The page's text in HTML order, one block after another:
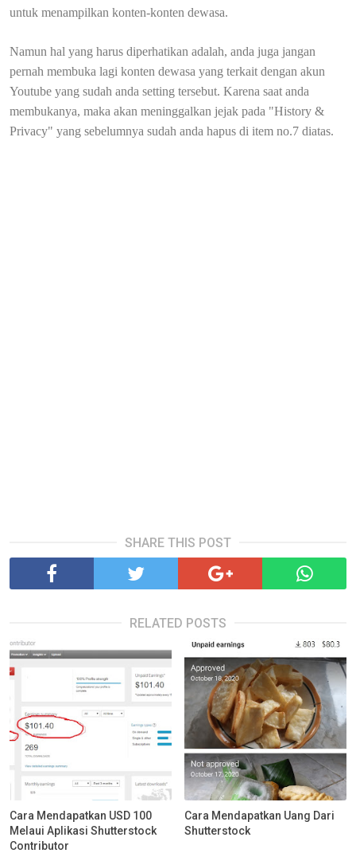
untuk menampilkan konten-konten dewasa.
Namun hal yang harus diperhatikan adalah, anda juga jangan
pernah membuka lagi konten dewasa yang terkait dengan akun
Youtube yang sudah anda setting tersebut. Karena saat anda
membukanya, maka akan meninggalkan jejak pada "History &
Privacy" yang sebelumnya sudah anda hapus di item no.7 diatas.
SHARE THIS POST
RELATED POSTS
Cara Mendapatkan USD 100
Melaui Aplikasi Shutterstock
Contributor
Cara Mendapatkan Uang Dari
Shutterstock